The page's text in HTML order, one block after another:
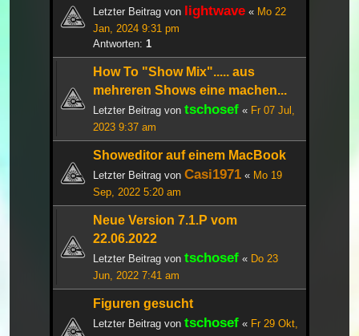
Letzter Beitrag von lightwave « Mo 22
Jan, 2024 9:31 pm
Antworten: 1
How To "Show Mix"..... aus
mehreren Shows eine machen...
Letzter Beitrag von tschosef « Fr 07 Jul,
2023 9:37 am
Showeditor auf einem MacBook
Letzter Beitrag von Casi1971 « Mo 19
Sep, 2022 5:20 am
Neue Version 7.1.P vom
22.06.2022
Letzter Beitrag von tschosef « Do 23
Jun, 2022 7:41 am
Figuren gesucht
Letzter Beitrag von tschosef « Fr 29 Okt,